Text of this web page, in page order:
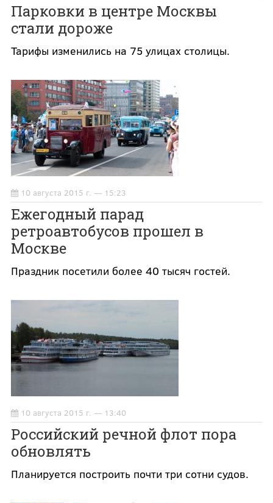
Парковки в центре Москвы
стали дороже
Тарифы изменились на 75 улицах столицы.
10 августа 2015 г. — 15:23
Ежегодный парад
ретроавтобусов прошел в
Москве
Праздник посетили более 40 тысяч гостей.
10 августа 2015 г. — 13:40
Российский речной флот пора
обновлять
Планируется построить почти три сотни судов.